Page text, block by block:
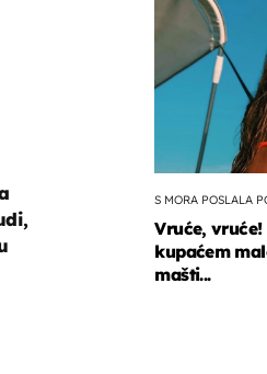
S MORA POSLALA
Vruće,
kupaćem
mašti...